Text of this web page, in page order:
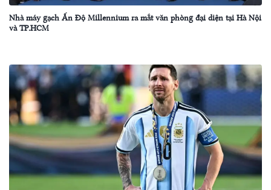
Nhà máy gạch Ấn Độ Millennium ra mắt văn phòng đại diện tại Hà Nội
và TP.HCM